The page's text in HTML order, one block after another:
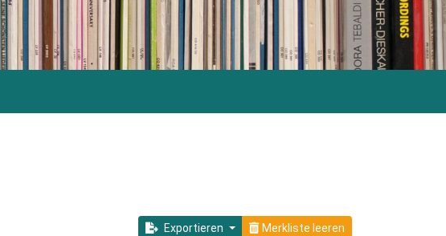
Exportieren Merkliste leeren